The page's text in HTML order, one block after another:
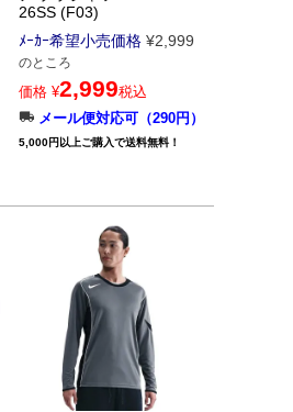
26SS (F03)
ﾒｰｶｰ希望小売価格 ¥2,999
のところ
価格 ¥2,999税込
メール便対応可（290円）
5,000円以上ご購入で送料無料！